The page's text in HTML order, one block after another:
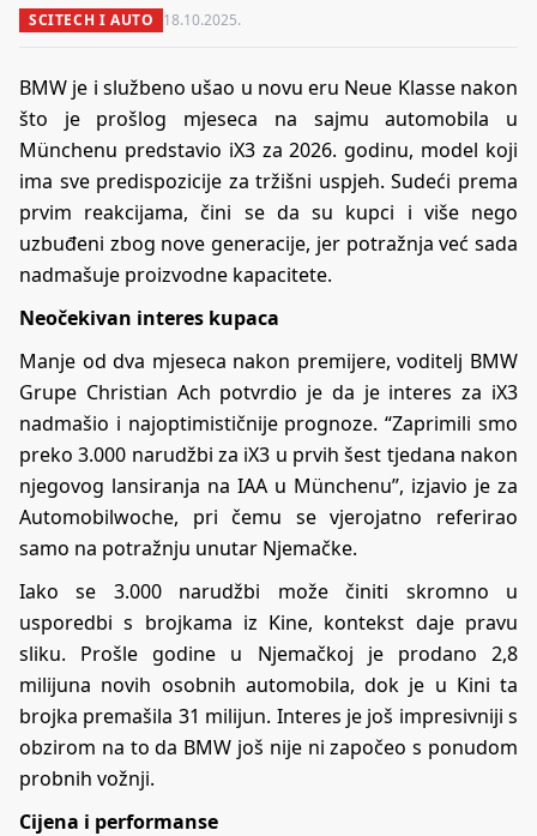
SCITECH I AUTO 18.10.2025.
BMW je i službeno ušao u novu eru Neue Klasse nakon
što je prošlog mjeseca na sajmu automobila u
Münchenu predstavio iX3 za 2026. godinu, model koji
ima sve predispozicije za tržišni uspjeh. Sudeći prema
prvim reakcijama, čini se da su kupci i više nego
uzbuđeni zbog nove generacije, jer potražnja već sada
nadmašuje proizvodne kapacitete.
Neočekivan interes kupaca
Manje od dva mjeseca nakon premijere, voditelj BMW
Grupe Christian Ach potvrdio je da je interes za iX3
nadmašio i najoptimističnije prognoze. “Zaprimili smo
preko 3.000 narudžbi za iX3 u prvih šest tjedana nakon
njegovog lansiranja na IAA u Münchenu”, izjavio je za
Automobilwoche, pri čemu se vjerojatno referirao
samo na potražnju unutar Njemačke.
Iako se 3.000 narudžbi može činiti skromno u
usporedbi s brojkama iz Kine, kontekst daje pravu
sliku. Prošle godine u Njemačkoj je prodano 2,8
milijuna novih osobnih automobila, dok je u Kini ta
brojka premašila 31 milijun. Interes je još impresivniji s
obzirom na to da BMW još nije ni započeo s ponudom
probnih vožnji.
Cijena i performanse